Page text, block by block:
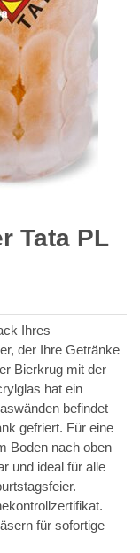
Tata PL
Ihres
der Ihre Getränke
Bierkrug mit der
hat ein
befindet
gefriert. Für eine
Boden nach oben
und ideal für alle
für sofortige